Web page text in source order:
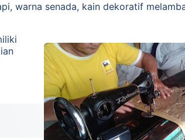
warna senada, kain dekoratif